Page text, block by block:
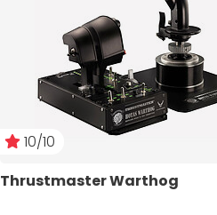
10/10
Thrustmaster Warthog